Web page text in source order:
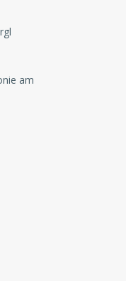
am